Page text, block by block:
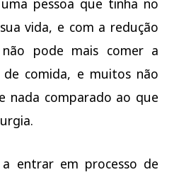
pessoa que tinha no
vida, e com a redução
pode mais comer a
de comida, e muitos não
nada comparado ao que
a entrar em processo de